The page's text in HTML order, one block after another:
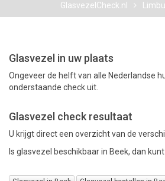
GlasvezelCheck.nl
Glasvezel in uw plaats
Ongeveer de helft van alle Nederlandse
onderstaande check uit.
Glasvezel check resultaat
U krijgt direct een overzicht van de
Is glasvezel beschikbaar in Beek, dan